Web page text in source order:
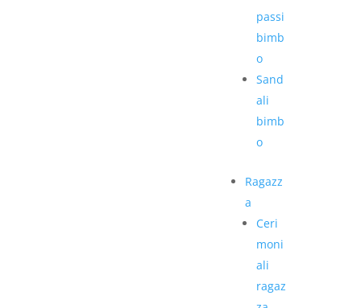
passi
bimb
o
Sand
ali
bimb
o
Ragazz
a
Ceri
moni
ali
ragaz